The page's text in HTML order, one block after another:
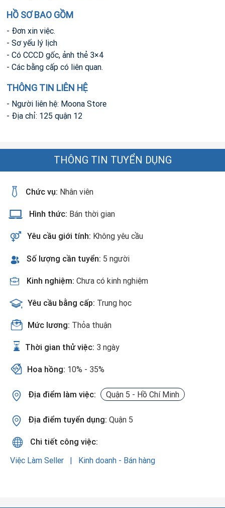
HỒ SƠ BAO GỒM
- Đơn xin việc.
- Sơ yếu lý lịch
- Có CCCD gốc, ảnh thẻ 3×4
- Các bằng cấp có liên quan.
THÔNG TIN LIÊN HỆ
- Người liên hệ: Moona Store
- Địa chỉ: 125 quận 12
THÔNG TIN TUYỂN DỤNG
Chức vụ: Nhân viên
Hình thức: Bán thời gian
Yêu cầu giới tính: Không yêu cầu
Số lượng cần tuyển: 5 người
Kinh nghiệm: Chưa có kinh nghiệm
Yêu cầu bằng cấp: Trung học
Mức lương: Thỏa thuận
Thời gian thử việc: 3 ngày
Hoa hồng: 10% - 35%
Địa điểm làm việc: Quận 5 - Hồ Chí Minh
Địa điểm tuyển dụng: Quận 5
Chi tiết công việc:
Việc Làm Seller
Kinh doanh - Bán hàng